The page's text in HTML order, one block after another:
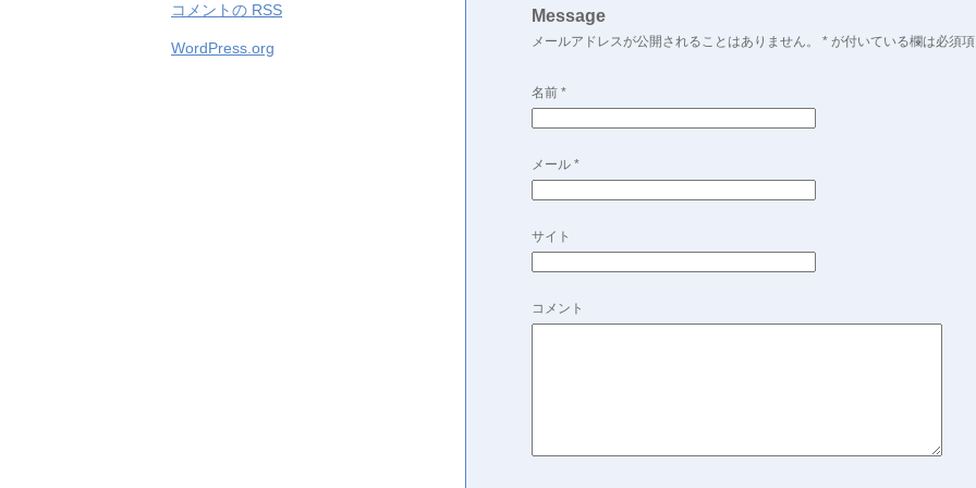
Message
メールアドレスが公開されることはありません。 * が付いている欄は必須
名前 *
メール *
サイト
コメント
コメントの RSS
WordPress.org